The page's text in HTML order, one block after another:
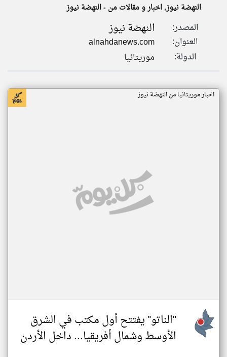
تغيير الدولة
النهضة نيوز, اخبار و مقالات من - النهضة نيوز
المصدر: النهضة نيوز
العنوان:
alnahdanews.com
الدولة:
موريتانيا
اخبار موريتانيا من النهضة نيوز
"الناتو" يفتتح أول مكتب في الشرق
الأوسط وشمال أفريقيا... داخل الأردن
klyoum.com